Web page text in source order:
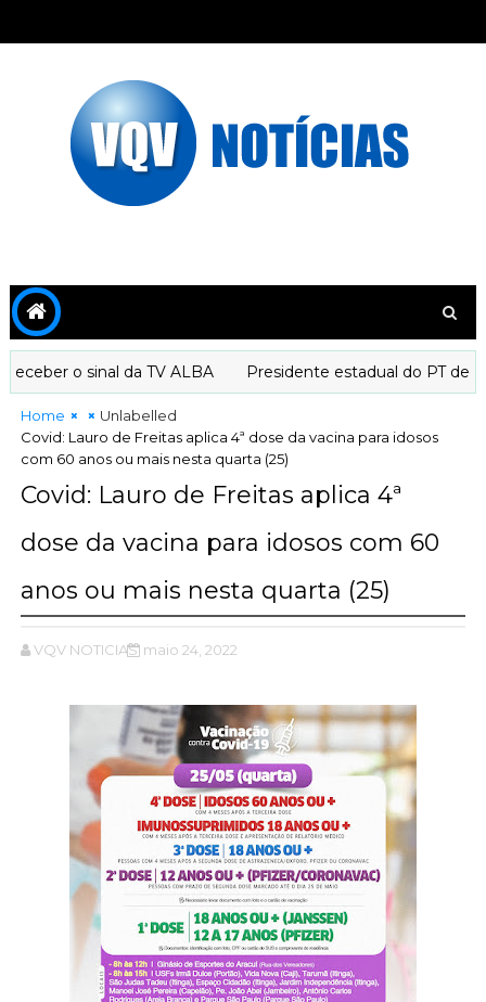
o sinal da TV ALBA Presidente estadual do PT
Home
Unlabelled
Covid: Lauro de Freitas aplica 4ª dose da vacina para idosos
com 60 anos ou mais nesta quarta (25)
Covid: Lauro de Freitas aplica 4ª
dose da vacina para idosos com 60
anos ou mais nesta quarta (25)
VQV NOTICIAS maio 24, 2022